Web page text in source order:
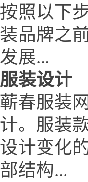
按照以下
装品牌之
发展...
服装设计
蕲春服装
计。服装
设计变化
部结构...